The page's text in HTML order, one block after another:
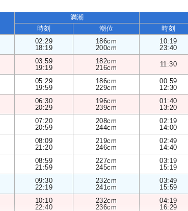
満潮
時刻 潮位 時刻
02:29
18:19
186cm
200cm
10:19
23:40
03:59
19:19
182cm
216cm
11:30
05:29
19:59
186cm
229cm
00:59
12:30
06:30
20:29
196cm
239cm
01:40
13:20
07:20
20:59
208cm
244cm
02:19
14:00
08:09
21:20
219cm
246cm
02:49
14:40
08:59
21:59
227cm
245cm
03:19
15:19
09:30
22:19
232cm
241cm
03:49
15:59
10:10
22:40
232cm
236cm
04:19
16:29